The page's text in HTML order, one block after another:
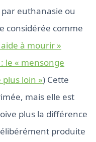
euthanasie ou
considérée comme
aide à mourir »
le « mensonge
loin ») Cette
mais elle est
plus la différence
produite